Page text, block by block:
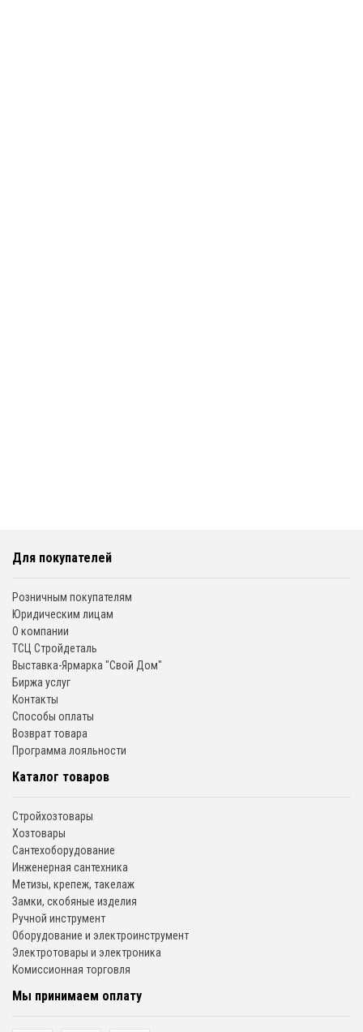
Для покупателей
Розничным покупателям
Юридическим лицам
О компании
ТСЦ Стройдеталь
Выставка-Ярмарка "Свой Дом"
Биржа услуг
Контакты
Способы оплаты
Возврат товара
Программа лояльности
Каталог товаров
Стройхозтовары
Хозтовары
Сантехоборудование
Инженерная сантехника
Метизы, крепеж, такелаж
Замки, скобяные изделия
Ручной инструмент
Оборудование и электроинструмент
Электротовары и электроника
Комиссионная торговля
Мы принимаем оплату